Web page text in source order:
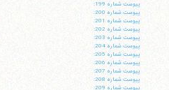
پيوست شماره 199:
پيوست شماره 200:
پيوست شماره 201:
پيوست شماره 202:
پيوست شماره 203:
پيوست شماره 204:
پيوست شماره 205:
پيوست شماره 206:
پيوست شماره 207:
پيوست شماره 208:
پيوست شماره 209: